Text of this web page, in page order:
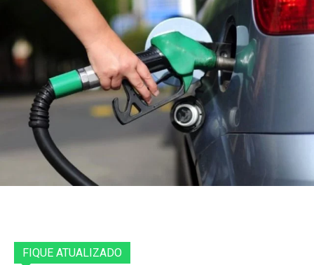
FIQUE ATUALIZADO